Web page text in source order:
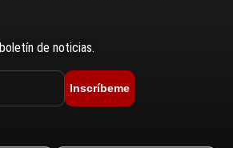
de noticias.
Inscríbeme